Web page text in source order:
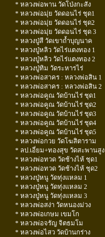
* หลวงพ่อพาน วัดโป่งกะสัง
* หลวงพ่อมุ่ย วัดดอนไร่ ชุด1
* หลวงพ่อมุ่ย วัดดอนไร่ ชุด2
* หลวงพ่อมุ่ย วัดดอนไร่ ชุด 3
* หลวงปู่สี วัดเขาถ้ำบุญนาค
* หลวงปู่หลิว วัดไร่แตงทอง 1
* หลวงปู่หลิว วัดไร่แตงทอง 2
* หลวงปู่ทิม วัดระหารไร่
* หลวงพ่อสาคร : หลวงพ่อสิน 1
* หลวงพ่อสาคร : หลวงพ่อสิน 2
* หลวงพ่อคูณ วัดบ้านไร่ ชุด1
* หลวงพ่อคูณ วัดบ้านไร่ ชุด2
* หลวงพ่อคูณ วัดบ้านไร่ ชุด3
* หลวงพ่อคูณ วัดบ้านไร่ ชุด4
* หลวงพ่อคูณ วัดบ้านไร่ ชุด5
* หลวงพ่อกวย วัดโฆสิตาราม
* ลป.เอี่ยม+ทองสุข วัดสะพานสูง
* หลวงพ่อทวด วัดช้างไห้ ชุด1
* หลวงพ่อทวด วัดช้างไห้ ชุด2
* หลวงปู่หนู วัดทุ่งแหลม 1
* หลวงปู่หนู วัดทุ่งแหลม 2
* หลวงปู่หนู วัดทุ่งแหลม 3
* หลวงพ่อสง่า วัดหนองม่วง
* หลวงพ่อเกษม เขมโก
* หลวงพ่อจรัญ จิตธมโม
* หลวงพ่อไสว วัดบ้านกร่าง